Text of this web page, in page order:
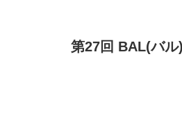
第27回 BAL(バル)